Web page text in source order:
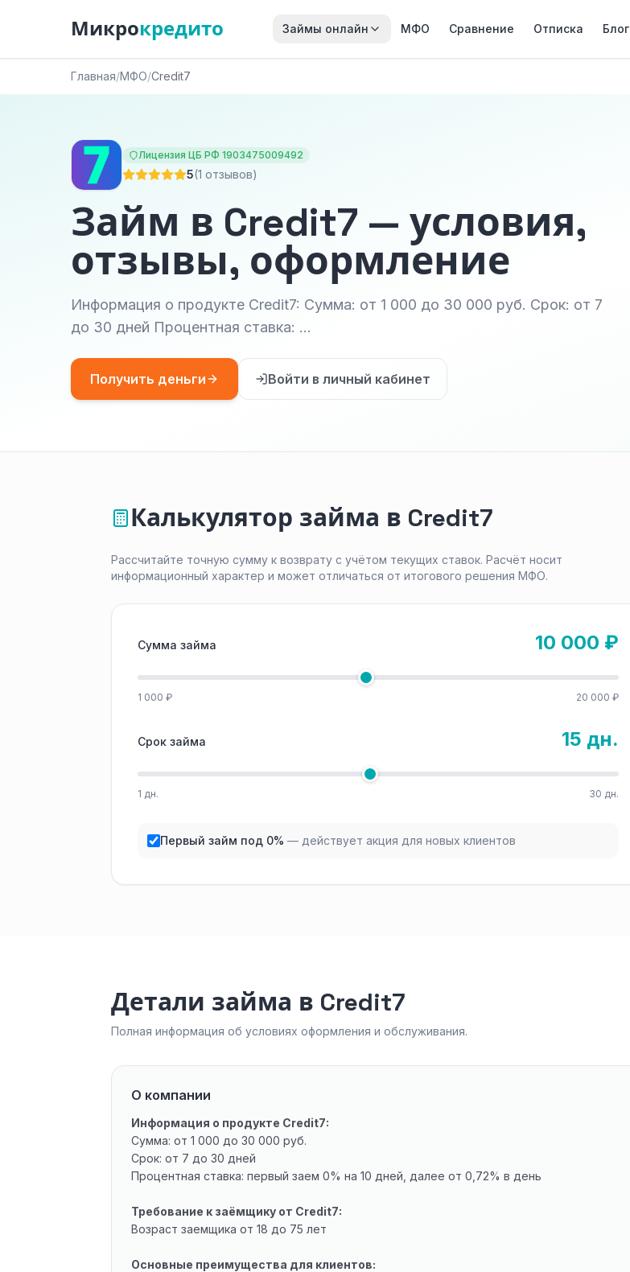
Микрокредито Займы онлайн МФО Сравнение Отписка Блог
Главная/МФО/Credit7
Лицензия ЦБ РФ 1903475009492
5(1 отзывов)
Займ в Credit7 — условия,
отзывы, оформление
Информация о продукте Credit7: Сумма: от 1 000 до 30 000 руб. Срок: от 7
до 30 дней Процентная ставка: …
Получить деньги Войти в личный кабинет
Калькулятор займа в Credit7
Рассчитайте точную сумму к возврату с учётом текущих ставок. Расчёт носит
информационный характер и может отличаться от итогового решения МФО.
Сумма займа 10 000 ₽
1 000 ₽ 20 000 ₽
Срок займа 15 дн.
1 дн. 30 дн.
Первый займ под 0% — действует акция для новых клиентов
Детали займа в Credit7
Полная информация об условиях оформления и обслуживания.
О компании
Информация о продукте Credit7:
Сумма: от 1 000 до 30 000 руб.
Срок: от 7 до 30 дней
Процентная ставка: первый заем 0% на 10 дней, далее от 0,72% в день
Требование к заёмщику от Credit7:
Возраст заемщика от 18 до 75 лет
Основные преимущества для клиентов: